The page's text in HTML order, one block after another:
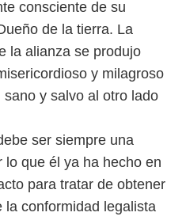
consciente de su
de la tierra. La
la alianza se produjo
y milagroso
sano y salvo al otro lado
ser siempre una
lo que él ya ha hecho en
para tratar de obtener
la conformidad legalista